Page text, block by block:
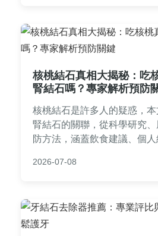
核桃結石真相大揭秘：吃
腎結石嗎？專家解析預防
核桃結石是許多人的疑惑，
腎結石的關聯，從科學研究
防方法，涵蓋飲食建議、個
區。
2026-07-08